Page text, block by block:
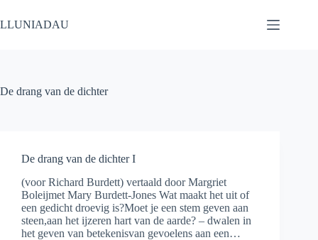
naar
de
LLUNIADAU
De drang van de dichter
De drang van de dichter I
(voor Richard Burdett) vertaald door Margriet
Boleijmet Mary Burdett-Jones Wat maakt het uit of
een gedicht droevig is?Moet je een stem geven aan
steen,aan het ijzeren hart van de aarde? – dwalen in
het geven van betekenisvan gevoelens aan een…